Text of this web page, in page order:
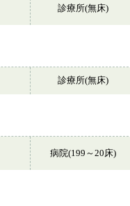
診療所(無床)
診療所(無床)
病院(199～20床)